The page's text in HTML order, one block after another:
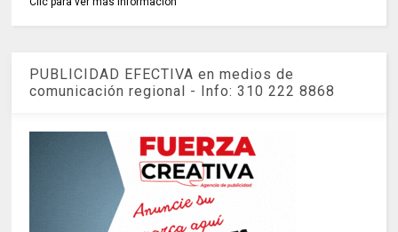
PUBLICIDAD EFECTIVA en medios de
comunicación regional - Info: 310 222 8868